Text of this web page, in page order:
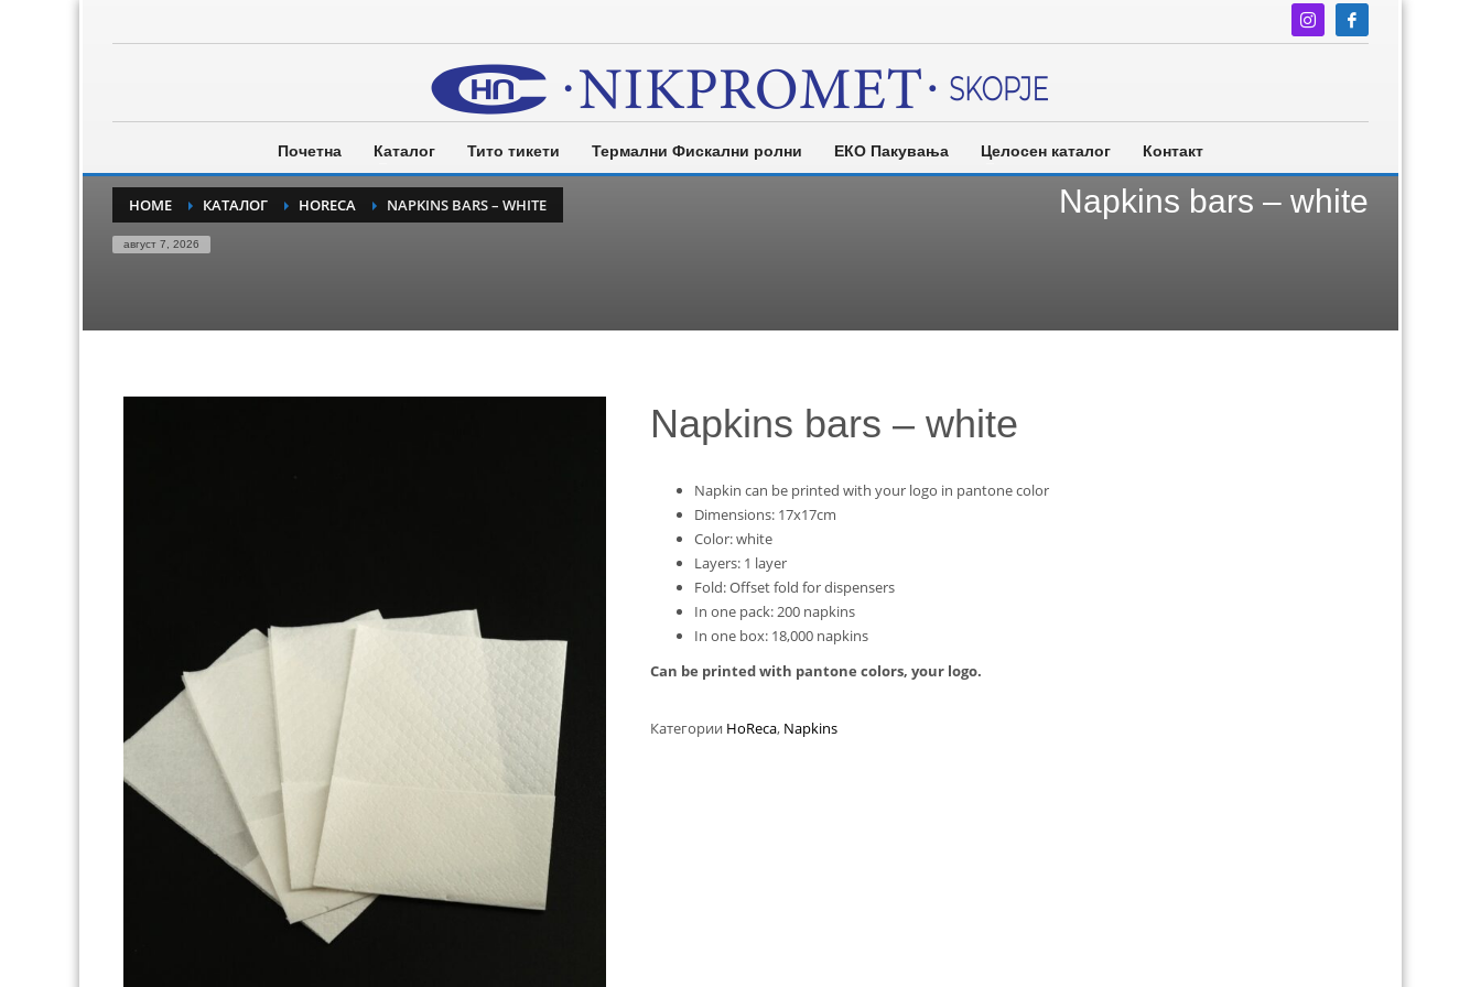
Почетна Каталог Тито тикети Термални Фискални ролни ЕКО Пакувања Целосен каталог Контакт
HOME КАТАЛОГ HORECA NAPKINS BARS – WHITE
август 7, 2026
Napkins bars – white
Napkins bars – white
Napkin can be printed with your logo in pantone color
Dimensions: 17x17cm
Color: white
Layers: 1 layer
Fold: Offset fold for dispensers
In one pack: 200 napkins
In one box: 18,000 napkins
Can be printed with pantone colors, your logo.
Категории HoReca, Napkins